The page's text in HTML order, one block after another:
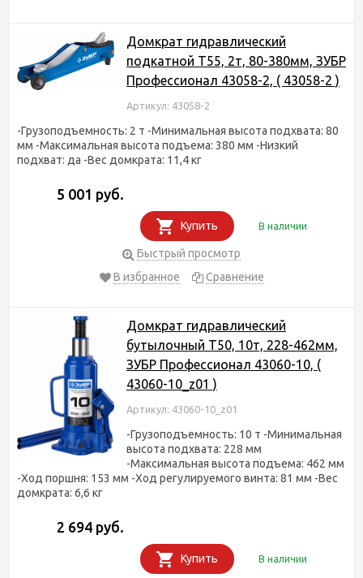
Домкрат гидравлический
подкатной T55, 2т, 80-380мм, ЗУБР
Профессионал 43058-2, ( 43058-2 )
Артикул: 43058-2
-Грузоподъемность: 2 т -Минимальная высота подхвата: 80
мм -Максимальная высота подъема: 380 мм -Низкий
подхват: да -Вес домкрата: 11,4 кг
5 001 руб.
Купить В наличии
Быстрый просмотр
В избранное
Сравнение
Домкрат гидравлический
бутылочный T50, 10т, 228-462мм,
ЗУБР Профессионал 43060-10, (
43060-10_z01 )
Артикул: 43060-10_z01
-Грузоподъемность: 10 т -Минимальная
высота подхвата: 228 мм
-Максимальная высота подъема: 462 мм
-Ход поршня: 153 мм -Ход регулируемого винта: 81 мм -Вес
домкрата: 6,6 кг
2 694 руб.
Купить В наличии